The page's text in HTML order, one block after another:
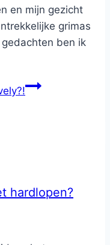
en mijn gezicht
grimas
ben ik
hardlopen?